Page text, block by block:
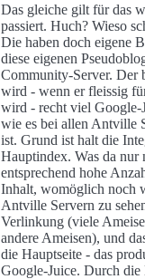
Das gleiche gilt für das
passiert. Huch? Wieso
Die haben doch eigene
diese eigenen
Community-Server. Der
wird - wenn er fleissig
wird - recht viel Google-
wie es bei allen Antville
ist. Grund ist halt die
Hauptindex. Was da nur
entsprechend hohe
Inhalt, womöglich noch
Antville Servern zu
Verlinkung (viele
andere Ameisen), und
die Hauptseite - das
Google-Juice. Durch die